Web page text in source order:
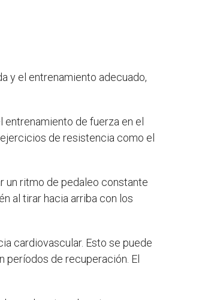
y el entrenamiento adecuado,
entrenamiento de fuerza en el
ejercicios de resistencia como el
un ritmo de pedaleo constante
al tirar hacia arriba con los
cardiovascular. Esto se puede
períodos de recuperación. El